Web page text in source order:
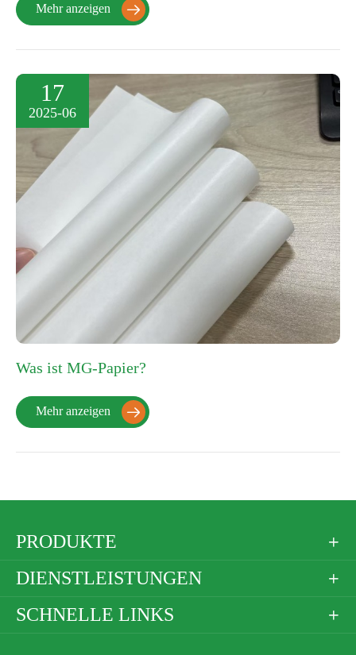
Mehr anzeigen 
17
2025-06
Was ist MG-Papier?
Mehr anzeigen 
PRODUKTE 
DIENSTLEISTUNGEN 
SCHNELLE LINKS 